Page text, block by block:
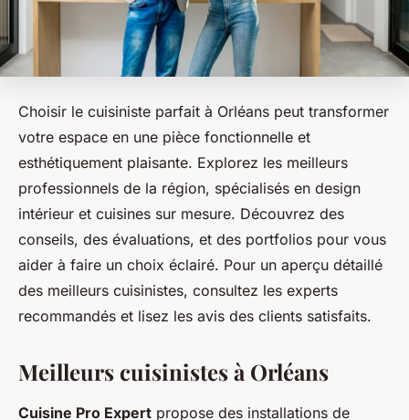
Choisir le cuisiniste parfait à Orléans peut transformer
votre espace en une pièce fonctionnelle et
esthétiquement plaisante. Explorez les meilleurs
professionnels de la région, spécialisés en design
intérieur et cuisines sur mesure. Découvrez des
conseils, des évaluations, et des portfolios pour vous
aider à faire un choix éclairé. Pour un aperçu détaillé
des meilleurs cuisinistes, consultez les experts
recommandés et lisez les avis des clients satisfaits.
Meilleurs cuisinistes à Orléans
Cuisine Pro Expert propose des installations de